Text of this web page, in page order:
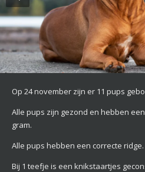
Op 24 november zijn er 11 pups
Alle pups zijn gezond en hebben
gram.
Alle pups hebben een correcte ridge.
Bij 1 teefje is een knikstaartjes